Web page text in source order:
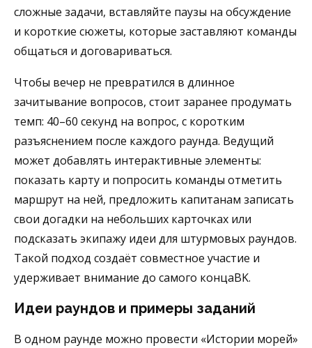
сложные задачи, вставляйте паузы на обсуждение
и короткие сюжеты, которые заставляют команды
общаться и договариваться.
Чтобы вечер не превратился в длинное
зачитывание вопросов, стоит заранее продумать
темп: 40–60 секунд на вопрос, с коротким
разъяснением после каждого раунда. Ведущий
может добавлять интерактивные элементы:
показать карту и попросить команды отметить
маршрут на ней, предложить капитанам записать
свои догадки на небольших карточках или
подсказать экипажу идеи для штурмовых раундов.
Такой подход создаёт совместное участие и
удерживает внимание до самого концаBK.
Идеи раундов и примеры заданий
В одном раунде можно провести «Истории морей»